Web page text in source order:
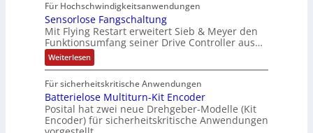
c
h
d
a
s
A
u
s
a
M
A
E
l
e
t
r
i
s
h
r
s
z
i
e
l
e
S
P
N
e
n
A
r
b
e
i
t
e
x
a
n
d
i
e
i
t
2
u
n
d
4
0
C
-
N
e
t
z
t
i
l
e
r
h
Für Hochschwindigkeitsanwendungen
Sensorlose Fangschaltung
Mit Flying Restart erweitert Sieb & Meyer den
Funktionsumfang seiner Drive Controller aus…
Weiterlesen:
S
n
s
o
r
l
Für sicherheitskritische Anwendungen
Batterielose Multiturn-Kit Encoder
Posital hat zwei neue Drehgeber-Modelle (Kit
Encoder) für sicherheitskritische Anwendungen